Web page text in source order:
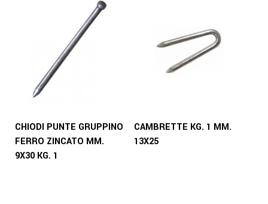
CHIODI PUNTE GRUPPINO
FERRO ZINCATO MM.
9X30 KG. 1
CAMBRETTE KG. 1 MM.
13X25